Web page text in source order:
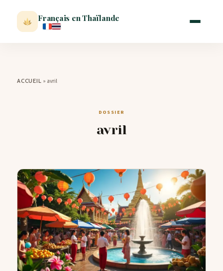
Français en Thaïlande
EXPATRIATION
BLOG
CONTACTS
ACCUEIL » avril
DOSSIER
avril